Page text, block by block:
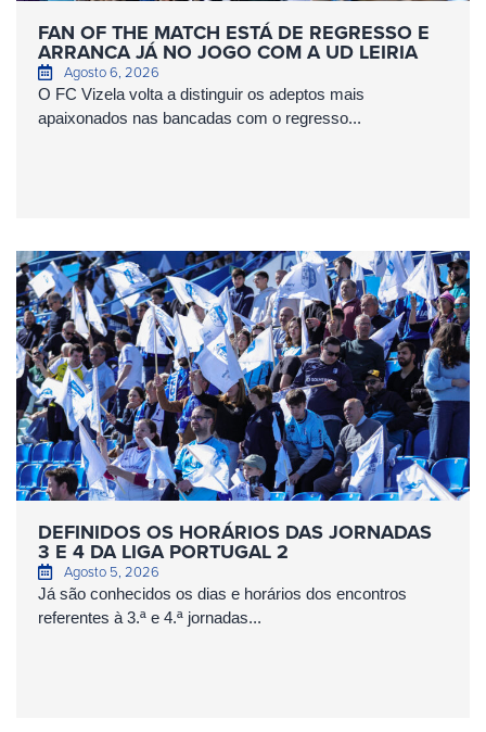
FAN OF THE MATCH ESTÁ DE REGRESSO E
ARRANCA JÁ NO JOGO COM A UD LEIRIA
Agosto 6, 2026
O FC Vizela volta a distinguir os adeptos mais
apaixonados nas bancadas com o regresso...
DEFINIDOS OS HORÁRIOS DAS JORNADAS
3 E 4 DA LIGA PORTUGAL 2
Agosto 5, 2026
Já são conhecidos os dias e horários dos encontros
referentes à 3.ª e 4.ª jornadas...